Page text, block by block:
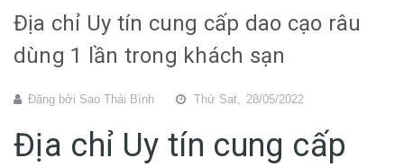
Địa chỉ Uy tín cung cấp dao cạo râu
dùng 1 lần trong khách sạn
Đăng bởi Sao Thái Bình Thứ Sat, 28/05/2022
Địa chỉ Uy tín cung cấp